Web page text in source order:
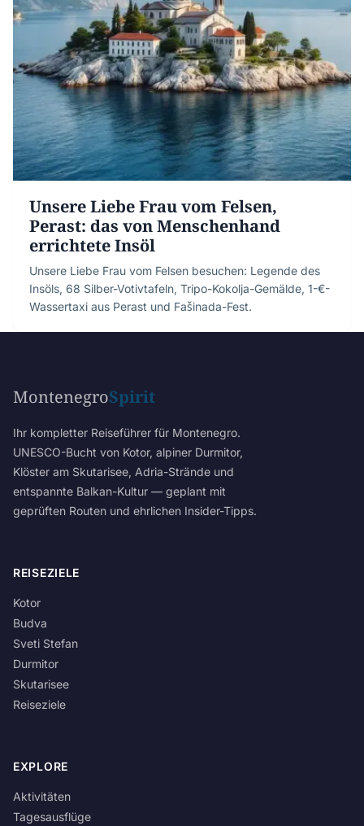
Unsere Liebe Frau vom Felsen,
Perast: das von Menschenhand
errichtete Insöl
Unsere Liebe Frau vom Felsen besuchen: Legende des
Insöls, 68 Silber-Votivtafeln, Tripo-Kokolja-Gemälde, 1-€-
Wassertaxi aus Perast und Fašinada-Fest.
MontenegroSpirit
Ihr kompletter Reiseführer für Montenegro.
UNESCO-Bucht von Kotor, alpiner Durmitor,
Klöster am Skutarisee, Adria-Strände und
entspannte Balkan-Kultur — geplant mit
geprüften Routen und ehrlichen Insider-Tipps.
REISEZIELE
Kotor
Budva
Sveti Stefan
Durmitor
Skutarisee
Reiseziele
EXPLORE
Aktivitäten
Tagesausflüge